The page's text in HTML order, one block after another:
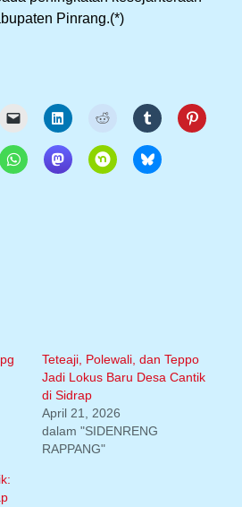
Pinrang.(*)
Teteaji, Polewali, dan Teppo
Jadi Lokus Baru Desa Cantik
di Sidrap
April 21, 2026
dalam "SIDENRENG
RAPPANG"